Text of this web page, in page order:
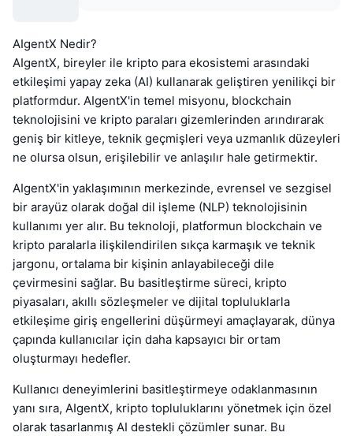
AIgentX Nedir?
AIgentX, bireyler ile kripto para ekosistemi arasındaki
etkileşimi yapay zeka (AI) kullanarak geliştiren yenilikçi bir
platformdur. AIgentX'in temel misyonu, blockchain
teknolojisini ve kripto paraları gizemlerinden arındırarak
geniş bir kitleye, teknik geçmişleri veya uzmanlık düzeyleri
ne olursa olsun, erişilebilir ve anlaşılır hale getirmektir.
AIgentX'in yaklaşımının merkezinde, evrensel ve sezgisel
bir arayüz olarak doğal dil işleme (NLP) teknolojisinin
kullanımı yer alır. Bu teknoloji, platformun blockchain ve
kripto paralarla ilişkilendirilen sıkça karmaşık ve teknik
jargonu, ortalama bir kişinin anlayabileceği dile
çevirmesini sağlar. Bu basitleştirme süreci, kripto
piyasaları, akıllı sözleşmeler ve dijital topluluklarla
etkileşime giriş engellerini düşürmeyi amaçlayarak, dünya
çapında kullanıcılar için daha kapsayıcı bir ortam
oluşturmayı hedefler.
Kullanıcı deneyimlerini basitleştirmeye odaklanmasının
yanı sıra, AIgentX, kripto topluluklarını yönetmek için özel
olarak tasarlanmış AI destekli çözümler sunar. Bu